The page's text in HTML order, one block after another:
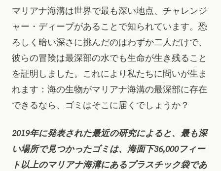
マリアナ海溝は世界で最も深い地点、チャレンジ
ャー・ディープがあることで知られています。恐
ろしく暗い深さに挑んだのはわずか二人だけで、
彼らの冒険は最深部の水でも生命が生き残ること
を証明しました。これにより私たちに問いが生ま
れます：海の生物がマリアナ海溝の最深部に存在
できるなら、ゴミはそこに届くでしょうか？
2019年に発表された最近の研究によると、最も深
い場所で見つかったゴミは、海面下36,000フィー
ト以上のマリアナ海溝にあるプラスチック袋であ